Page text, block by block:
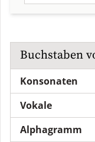
Buchstaben
Konsonaten
Vokale
Alphagramm